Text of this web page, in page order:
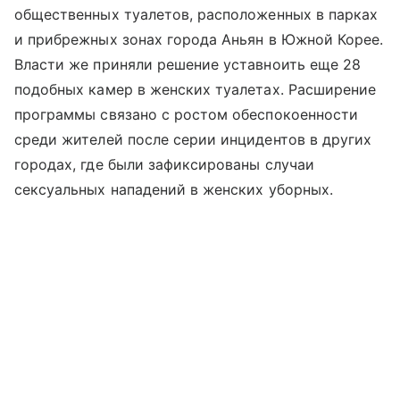
общественных туалетов, расположенных в парках
и прибрежных зонах города Аньян в Южной Корее.
Власти же приняли решение уставноить еще 28
подобных камер в женских туалетах. Расширение
программы связано с ростом обеспокоенности
среди жителей после серии инцидентов в других
городах, где были зафиксированы случаи
сексуальных нападений в женских уборных.